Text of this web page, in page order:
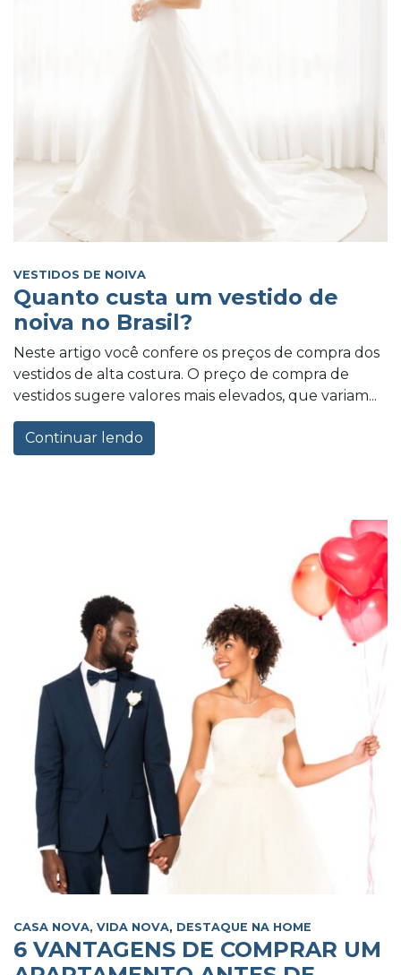
VESTIDOS DE NOIVA
Quanto custa um vestido de
noiva no Brasil?
Neste artigo você confere os preços de compra dos
vestidos de alta costura. O preço de compra de
vestidos sugere valores mais elevados, que variam...
Continuar lendo
CASA NOVA, VIDA NOVA, DESTAQUE NA HOME
6 VANTAGENS DE COMPRAR UM